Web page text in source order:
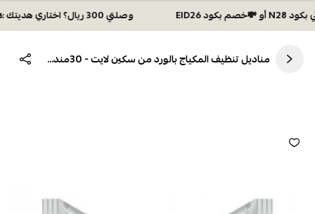
وصلتي 300 ريال؟ اختاري هديتك :🏍 شحن مجاني بكود N28 أو 💸خصم بكود EID26
مناديل تنظيف المكياج بالورد من سكين لايت - 30منديل